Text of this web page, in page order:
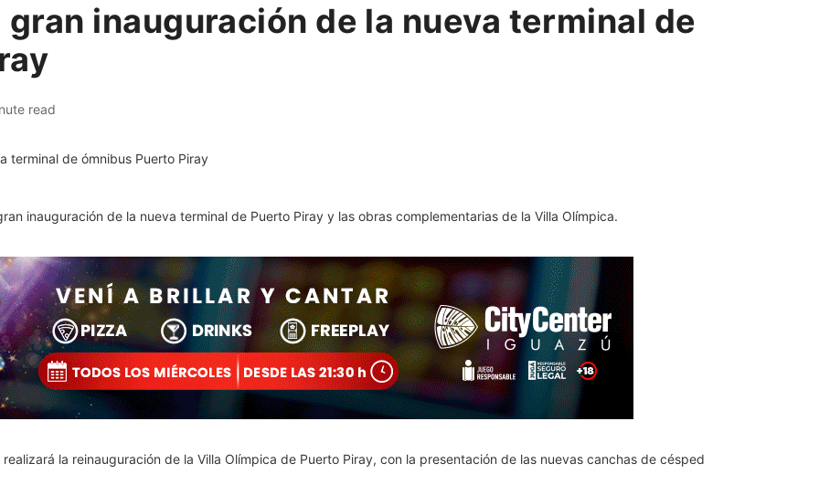
inauguración de la nueva terminal de
read
inauguración de la nueva terminal de Puerto Piray y las obras complementarias de la Villa Olímpica.
la reinauguración de la Villa Olímpica de Puerto Piray, con la presentación de las nuevas canchas de césped